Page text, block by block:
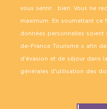
vous sentir… bien. Vous ne
maximum. En soumettant ce
données personnelles
de-France Tourisme » afin
d’évasion et de séjour dans
générales d’utilisation des